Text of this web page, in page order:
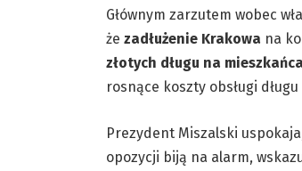
Głównym zarzutem wobec
że zadłużenie Krakowa na
złotych długu na mieszkańca
rosnące koszty obsługi
Prezydent Miszalski
opozycji biją na alarm,